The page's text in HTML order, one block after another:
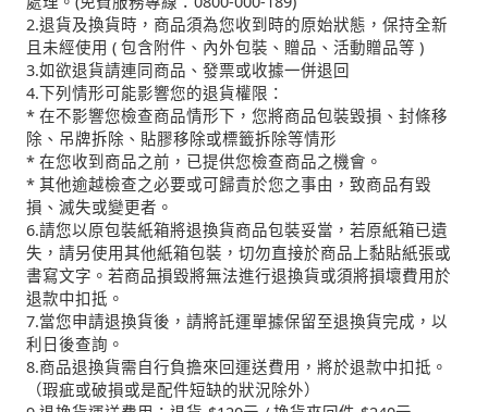
2.退貨及換貨時，商品須為您收到時的原始狀態，保持全新
且未經使用 ( 包含附件、內外包裝、贈品、活動贈品等 )
3.如欲退貨請連同商品、發票或收據一併退回
4.下列情形可能影響您的退貨權限：
* 在不影響您檢查商品情形下，您將商品包裝毀損、封條移
除、吊牌拆除、貼膠移除或標籤拆除等情形
* 在您收到商品之前，已提供您檢查商品之機會。
* 其他逾越檢查之必要或可歸責於您之事由，致商品有毀
損、滅失或變更者。
6.請您以原包裝紙箱將退換貨商品包裝妥當，若原紙箱已遺
失，請另使用其他紙箱包裝，切勿直接於商品上黏貼紙張或
書寫文字。若商品損毀將無法進行退換貨或須將損壞費用於
退款中扣抵。
7.當您申請退換貨後，請將託運單據保留至退換貨完成，以
利日後查詢。
8.商品退換貨需自行負擔來回運送費用，將於退款中扣抵。
（瑕疵或破損或是配件短缺的狀況除外）